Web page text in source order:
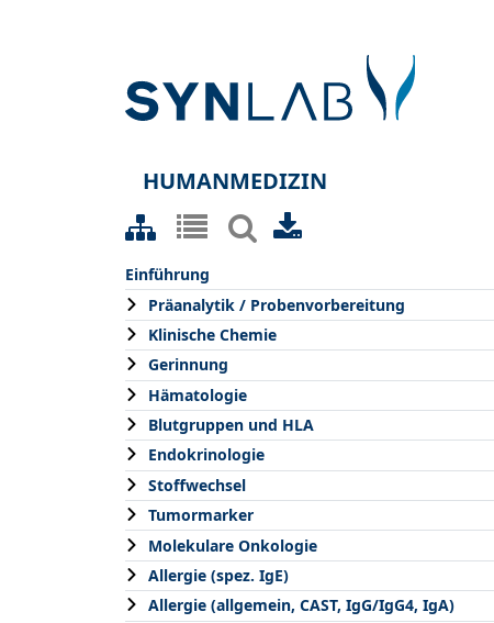
HUMANMEDIZIN
Einführung
Präanalytik / Probenvorbereitung
Klinische Chemie
Gerinnung
Hämatologie
Blutgruppen und HLA
Endokrinologie
Stoffwechsel
Tumormarker
Molekulare Onkologie
Allergie (spez. IgE)
Allergie (allgemein, CAST, IgG/IgG4, IgA)